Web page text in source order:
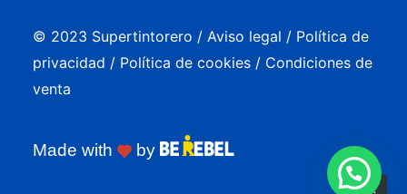
© 2023 Supertintorero / Aviso legal / Política de
privacidad / Política de cookies / Condiciones de
venta
Made with by